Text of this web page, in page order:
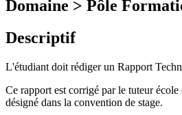
Domaine > Pôle
Descriptif
L'étudiant doit rédiger un Rapport
Ce rapport est corrigé par le tuteur
désigné dans la convention de stage.